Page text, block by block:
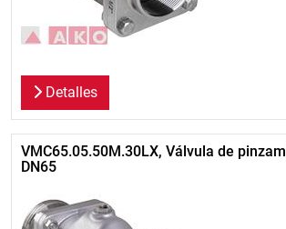
Detalles
VMC65.05.50M.30LX, Válvula de
DN65